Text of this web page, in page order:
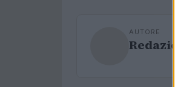
AUTORE